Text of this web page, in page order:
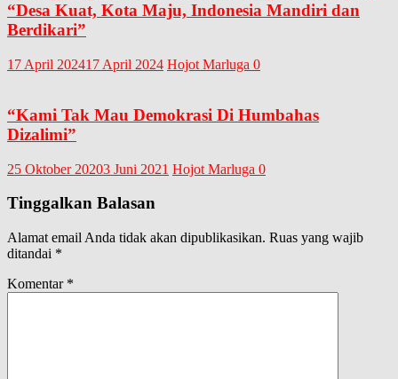
“Desa Kuat, Kota Maju, Indonesia Mandiri dan
Berdikari”
17 April 202417 April 2024 Hojot Marluga 0
“Kami Tak Mau Demokrasi Di Humbahas
Dizalimi”
25 Oktober 20203 Juni 2021 Hojot Marluga 0
Tinggalkan Balasan
Alamat email Anda tidak akan dipublikasikan. Ruas yang wajib
ditandai *
Komentar *